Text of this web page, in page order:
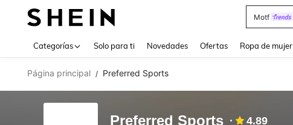
Motf
Categorías Solo para ti Novedades Ofertas Ropa de mujer
Página principal / Preferred Sports
Preferred Sports 4.89